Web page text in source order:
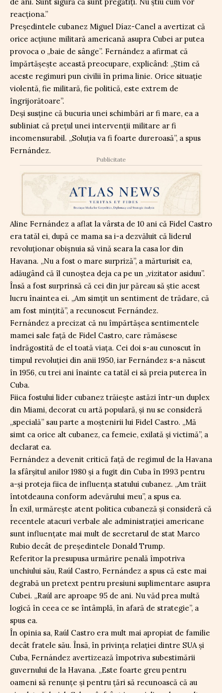
reacționa.”
Președintele cubanez Miguel Díaz-Canel a avertizat că
orice acțiune militară americană asupra Cubei ar putea
provoca o „baie de sânge”. Fernández a afirmat că
împărtășește această preocupare, explicând: „Știm că
aceste regimuri pun civilii în prima linie. Orice situație
violentă, fie militară, fie politică, este extrem de
îngrijorătoare”.
Deși susține că bucuria unei schimbări ar fi mare, ea a
subliniat că prețul unei intervenții militare ar fi
incomensurabil. „Soluția va fi foarte dureroasă”, a spus
Fernández.
Publicitate
Aline Fernández a aflat la vârsta de 10 ani că Fidel Castro
era tatăl ei, după ce mama sa i-a dezvăluit că liderul
revoluționar obișnuia să vină seara la casa lor din
Havana. „Nu a fost o mare surpriză”, a mărturisit ea,
adăugând că îl cunoștea deja ca pe un „vizitator asiduu”.
Însă a fost surprinsă că cei din jur păreau să știe acest
lucru înaintea ei. „Am simțit un sentiment de trădare, că
am fost mințită”, a recunoscut Fernández.
Fernández a precizat că nu împărtășea sentimentele
mamei sale față de Fidel Castro, care rămăsese
îndrăgostită de el toată viața. Cei doi s-au cunoscut în
timpul revoluției din anii 1950, iar Fernández s-a născut
în 1956, cu trei ani înainte ca tatăl ei să preia puterea în
Cuba.
Fiica fostului lider cubanez trăiește astăzi într-un duplex
din Miami, decorat cu artă populară, și nu se consideră
„specială” sau parte a moștenirii lui Fidel Castro. „Mă
simt ca orice alt cubanez, ca femeie, exilată și victimă”, a
declarat ea.
Fernández a devenit critică față de regimul de la Havana
la sfârșitul anilor 1980 și a fugit din Cuba în 1993 pentru
a-și proteja fiica de influența statului cubanez. „Am trăit
întotdeauna conform adevărului meu”, a spus ea.
În exil, urmărește atent politica cubaneză și consideră că
recentele atacuri verbale ale administrației americane
sunt influențate mai mult de secretarul de stat Marco
Rubio decât de președintele Donald Trump.
Referitor la presupusa urmărire penală împotriva
unchiului său, Raúl Castro, Fernández a spus că este mai
degrabă un pretext pentru presiuni suplimentare asupra
Cubei. „Raúl are aproape 95 de ani. Nu văd prea multă
logică în ceea ce se întâmplă, în afară de strategie”, a
spus ea.
În opinia sa, Raúl Castro era mult mai apropiat de familie
decât fratele său. Însă, în privința relației dintre SUA și
Cuba, Fernández avertizează împotriva subestimării
guvernului de la Havana. „Este foarte greu pentru
oameni să renunțe și pentru țări să recunoască că au